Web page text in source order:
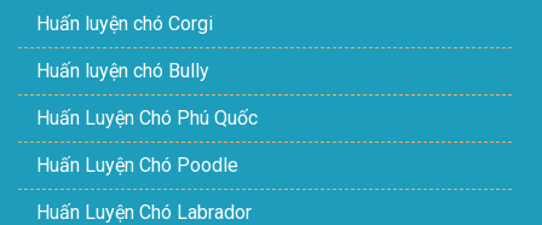
Huấn luyện chó Corgi
Huấn luyện chó Bully
Huấn Luyện Chó Phú Quốc
Huấn Luyện Chó Poodle
Huấn Luyện Chó Labrador